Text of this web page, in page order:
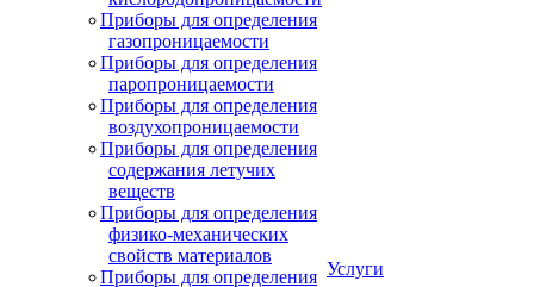
Приборы для определения
газопроницаемости
Приборы для определения
паропроницаемости
Приборы для определения
воздухопроницаемости
Приборы для определения
содержания летучих
веществ
Приборы для определения
физико-механических
свойств материалов
Приборы для определения Услуги